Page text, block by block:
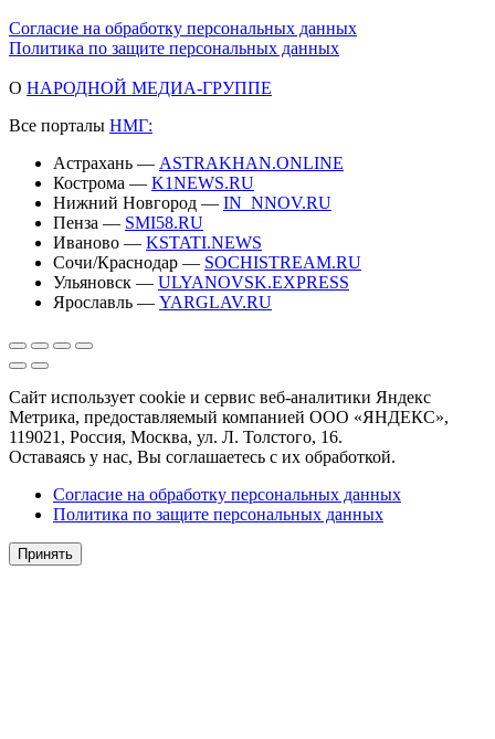
Согласие на обработку персональных данных
Политика по защите персональных данных
О НАРОДНОЙ МЕДИА-ГРУППЕ
Все порталы НМГ:
Астрахань — ASTRAKHAN.ONLINE
Кострома — K1NEWS.RU
Нижний Новгород — IN_NNOV.RU
Пенза — SMI58.RU
Иваново — KSTATI.NEWS
Сочи/Краснодар — SOCHISTREAM.RU
Ульяновск — ULYANOVSK.EXPRESS
Ярославль — YARGLAV.RU
Сайт использует cookie и сервис веб-аналитики Яндекс
Метрика, предоставляемый компанией ООО «ЯНДЕКС»,
119021, Россия, Москва, ул. Л. Толстого, 16.
Оставаясь у нас, Вы соглашаетесь с их обработкой.
Согласие на обработку персональных данных
Политика по защите персональных данных
Принять